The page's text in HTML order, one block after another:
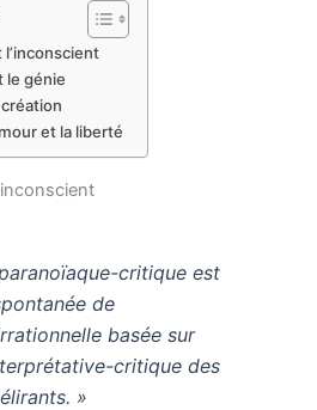
le génie
et la liberté
critique est
de
basée sur
critique des
»